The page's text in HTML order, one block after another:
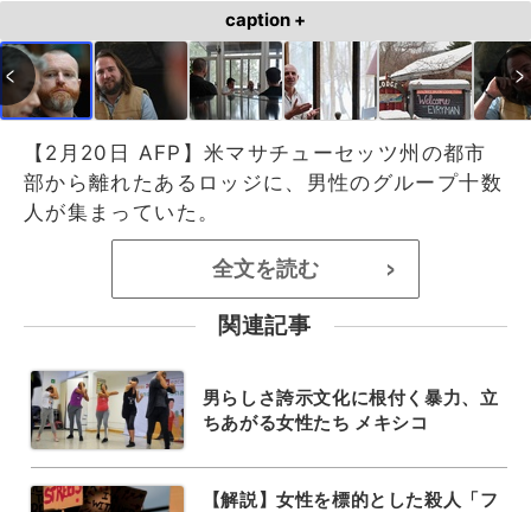
caption +
【2月20日 AFP】米マサチューセッツ州の都市
部から離れたあるロッジに、男性のグループ十数
人が集まっていた。
全文を読む >
関連記事
男らしさ誇示文化に根付く暴力、立
ちあがる女性たち メキシコ
【解説】女性を標的とした殺人「フ